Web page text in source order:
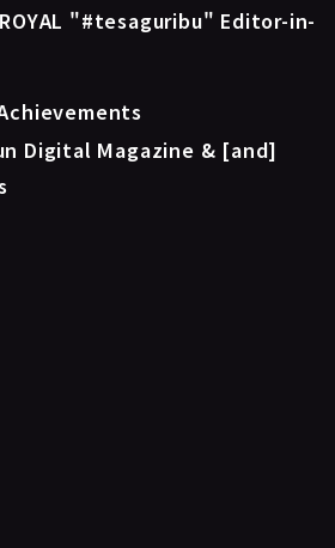
"#tesaguribu" Editor-in-
Digital Magazine & [and]